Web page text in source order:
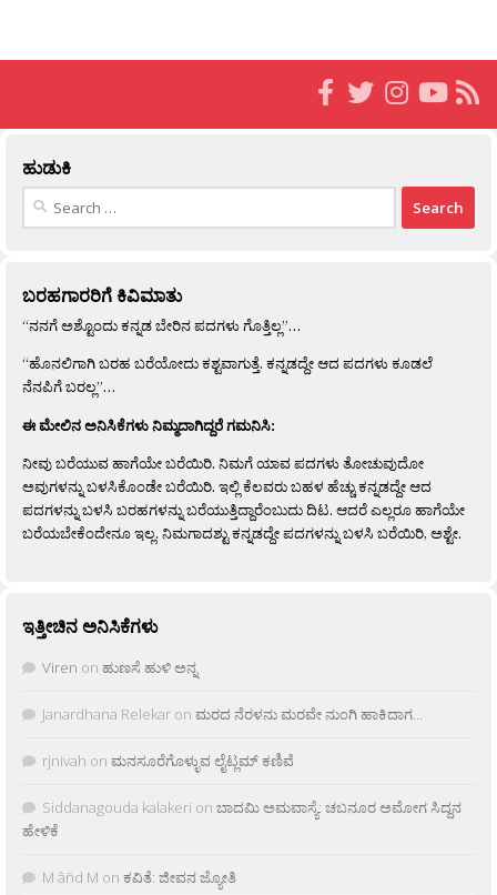
ಹುಡುಕಿ
Search
ಬರಹಗಾರರಿಗೆ ಕಿವಿಮಾತು
“ನನಗೆ ಅಶ್ಟೊಂದು ಕನ್ನಡ ಬೇರಿನ ಪದಗಳು ಗೊತ್ತಿಲ್ಲ”…
“ಹೊನಲಿಗಾಗಿ ಬರಹ ಬರೆಯೋದು ಕಶ್ಟವಾಗುತ್ತೆ. ಕನ್ನಡದ್ದೇ ಆದ ಪದಗಳು ಕೂಡಲೆ
ನೆನಪಿಗೆ ಬರಲ್ಲ”…
ಈ ಮೇಲಿನ ಅನಿಸಿಕೆಗಳು ನಿಮ್ಮದಾಗಿದ್ದರೆ ಗಮನಿಸಿ:
ನೀವು ಬರೆಯುವ ಹಾಗೆಯೇ ಬರೆಯಿರಿ. ನಿಮಗೆ ಯಾವ ಪದಗಳು ತೋಚುವುದೋ
ಅವುಗಳನ್ನು ಬಳಸಿಕೊಂಡೇ ಬರೆಯಿರಿ. ಇಲ್ಲಿ ಕೆಲವರು ಬಹಳ ಹೆಚ್ಚು ಕನ್ನಡದ್ದೇ ಆದ
ಪದಗಳನ್ನು ಬಳಸಿ ಬರಹಗಳನ್ನು ಬರೆಯುತ್ತಿದ್ದಾರೆಂಬುದು ದಿಟ. ಆದರೆ ಎಲ್ಲರೂ ಹಾಗೆಯೇ
ಬರೆಯಬೇಕೆಂದೇನೂ ಇಲ್ಲ. ನಿಮಗಾದಶ್ಟು ಕನ್ನಡದ್ದೇ ಪದಗಳನ್ನು ಬಳಸಿ ಬರೆಯಿರಿ, ಅಶ್ಟೇ.
ಇತ್ತೀಚಿನ ಅನಿಸಿಕೆಗಳು
Viren on ಹುಣಸೆ ಹುಳಿ ಅನ್ನ
Janardhana Relekar on ಮರದ ನೆರಳನು ಮರವೇ ನುಂಗಿ ಹಾಕಿದಾಗ…
rjnivah on ಮನಸೂರೆಗೊಳ್ಳುವ ಲೈಟ್ಲಮ್ ಕಣಿವೆ
Siddanagouda kalakeri on ಬಾದಮಿ ಅಮವಾಸ್ಯೆ: ಚಬನೂರ ಅಮೋಗ ಸಿದ್ದನ
ಹೇಳಿಕೆ
M âñd M on ಕವಿತೆ: ಜೀವನ ಜ್ಯೋತಿ